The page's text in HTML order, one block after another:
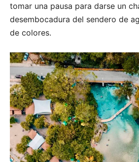
tomar una pausa para darse un
desembocadura del sendero de
de colores.